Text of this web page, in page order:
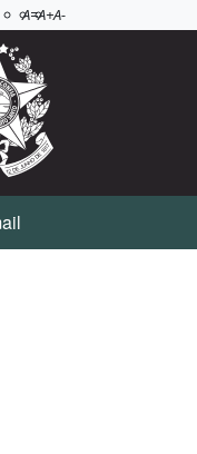
Acessibilidade
Aplicar contraste
A=A+A-